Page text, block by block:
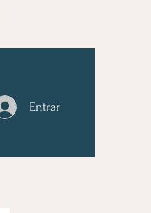
Entrar